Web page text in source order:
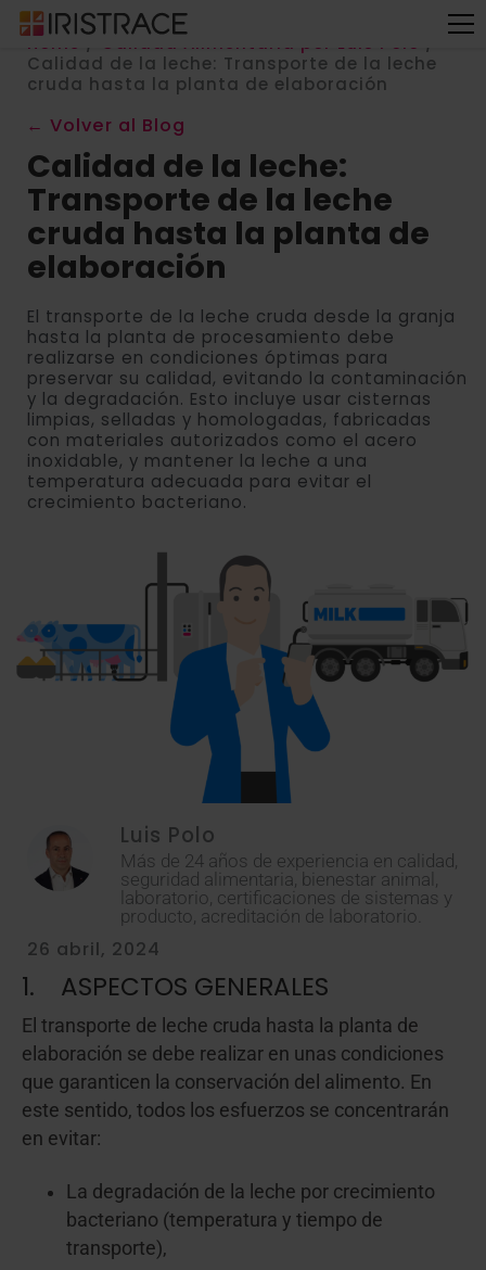
Home / Calidad Alimentaria por Luis Polo /
Calidad de la leche: Transporte de la leche
cruda hasta la planta de elaboración
← Volver al Blog
Calidad de la leche:
Transporte de la leche
cruda hasta la planta de
elaboración
El transporte de la leche cruda desde la granja
hasta la planta de procesamiento debe
realizarse en condiciones óptimas para
preservar su calidad, evitando la contaminación
y la degradación. Esto incluye usar cisternas
limpias, selladas y homologadas, fabricadas
con materiales autorizados como el acero
inoxidable, y mantener la leche a una
temperatura adecuada para evitar el
crecimiento bacteriano.
Luis Polo
Más de 24 años de experiencia en calidad,
seguridad alimentaria, bienestar animal,
laboratorio, certificaciones de sistemas y
producto, acreditación de laboratorio.
26 abril, 2024
1. ASPECTOS GENERALES
El transporte de leche cruda hasta la planta de
elaboración se debe realizar en unas condiciones
que garanticen la conservación del alimento. En
este sentido, todos los esfuerzos se concentrarán
en evitar:
La degradación de la leche por crecimiento
bacteriano (temperatura y tiempo de
transporte),